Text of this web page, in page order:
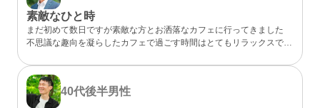
年上でしたが、気を使わずに話せる感じが心地よくて、「また会いた
いな」と素直に伝えました。彼のちょっと嬉しそうな顔をみたら、思
わずドキドキしました。 成功談でいいのか…まだどうなるかはわか
らないけど、出会えてよかったと思える人になりました。
素敵なひと時
まだ初めて数日ですが素敵な方とお洒落なカフェに行ってきました
不思議な趣向を凝らしたカフェで過ごす時間はとてもリラックスでき
もお互い良い出会いを探したいですね
40代後半男性